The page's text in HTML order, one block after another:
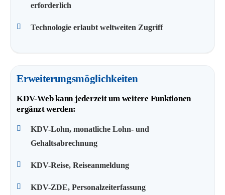
erforderlich
Technologie erlaubt weltweiten Zugriff
Erweiterungsmöglichkeiten
KDV-Web kann jederzeit um weitere Funktionen
ergänzt werden:
KDV-Lohn, monatliche Lohn- und
Gehaltsabrechnung
KDV-Reise, Reiseanmeldung
KDV-ZDE, Personalzeiterfassung